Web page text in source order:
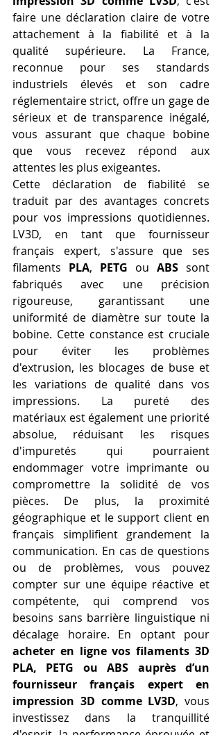
faire une déclaration claire de votre
attachement à la fiabilité et à la
qualité supérieure. La France,
reconnue pour ses standards
industriels élevés et son cadre
réglementaire strict, offre un gage de
sérieux et de transparence inégalé,
vous assurant que chaque bobine
que vous recevez répond aux
attentes les plus exigeantes.
Cette déclaration de fiabilité se
traduit par des avantages concrets
pour vos impressions quotidiennes.
LV3D, en tant que fournisseur
français expert, s'assure que ses
filaments PLA, PETG ou ABS sont
fabriqués avec une précision
rigoureuse, garantissant une
uniformité de diamètre sur toute la
bobine. Cette constance est cruciale
pour éviter les problèmes
d'extrusion, les blocages de buse et
les variations de qualité dans vos
impressions. La pureté des
matériaux est également une priorité
absolue, réduisant les risques
d'impuretés qui pourraient
endommager votre imprimante ou
compromettre la solidité de vos
pièces. De plus, la proximité
géographique et le support client en
français simplifient grandement la
communication. En cas de questions
ou de problèmes, vous pouvez
compter sur une équipe réactive et
compétente, qui comprend vos
besoins sans barrière linguistique ni
acheter en ligne vos filaments 3D
PLA, PETG ou ABS auprès d’un
fournisseur français expert en
impression 3D comme LV3D, vous
investissez dans la tranquillité